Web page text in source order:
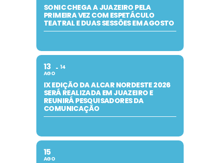
SONIC CHEGA A JUAZEIRO PELA
PRIMEIRA VEZ COM ESPETÁCULO
TEATRAL E DUAS SESSÕES EM AGOSTO
13
AGO
14
IX EDIÇÃO DA ALCAR NORDESTE 2026
SERÁ REALIZADA EM JUAZEIRO E
REUNIRÁ PESQUISADORES DA
COMUNICAÇÃO
15
AGO